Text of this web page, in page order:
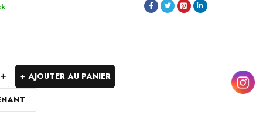
AJOUTER AU PANIER